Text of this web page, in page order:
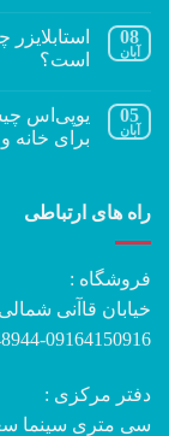
08
آبان
است؟
05
آبان
برای خانه و
راه های ارتباطی
فروشگاه :
خیابان قاآنی
09164150916
دفتر مرکزی :
سی متری سینما